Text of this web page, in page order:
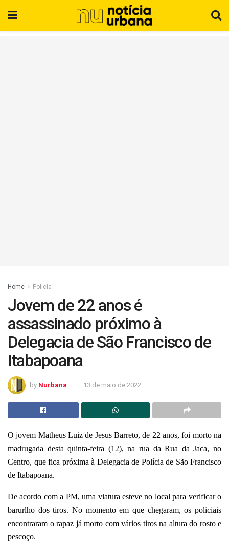
Home Polícia
Jovem de 22 anos é
assassinado próximo à
Delegacia de São Francisco de
Itabapoana
by Nurbana 13 de maio de 2022
O jovem Matheus Luiz de Jesus Barreto, de 22 anos, foi morto na
madrugada desta quinta-feira (12), na rua da Rua da Jaca, no
Centro, que fica próxima à Delegacia de Polícia de São Francisco
de Itabapoana.
De acordo com a PM, uma viatura esteve no local para verificar o
barurlho dos tiros. No momento em que chegaram, os policiais
encontraram o rapaz já morto com vários tiros na altura do rosto e
pescoço.